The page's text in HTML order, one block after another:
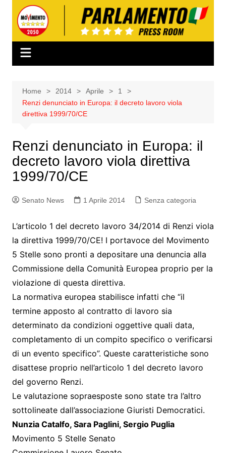
contenuto
Home 2014 Aprile
1
Renzi denunciato in Europa: il decreto lavoro viola
direttiva 1999/70/CE
Renzi denunciato in Europa: il
decreto lavoro viola direttiva
1999/70/CE
Senato News 1 Aprile 2014 Senza categoria
L’articolo 1 del decreto lavoro 34/2014 di Renzi viola
la direttiva 1999/70/CE! I portavoce del Movimento
5 Stelle sono pronti a depositare una denuncia alla
Commissione della Comunità Europea proprio per la
violazione di questa direttiva.
La normativa europea stabilisce infatti che “il
termine apposto al contratto di lavoro sia
determinato da condizioni oggettive quali data,
completamento di un compito specifico o verificarsi
di un evento specifico”. Queste caratteristiche sono
disattese proprio nell’articolo 1 del decreto lavoro
del governo Renzi.
Le valutazione sopraesposte sono state tra l’altro
sottolineate dall’associazione Giuristi Democratici.
Nunzia Catalfo, Sara Paglini, Sergio Puglia
Movimento 5 Stelle Senato